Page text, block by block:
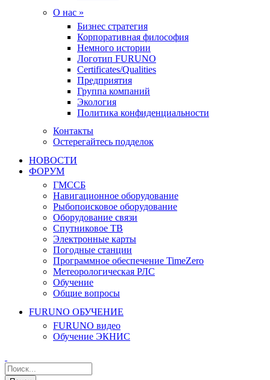
О нас »
Бизнес стратегия
Корпоративная философия
Немного истории
Логотип FURUNO
Certificates/Qualities
Предприятия
Группа компаний
Экология
Политика конфиденциальности
Контакты
Остерегайтесь подделок
НОВОСТИ
ФОРУМ
ГМССБ
Навигационное оборудование
Рыбопоисковое оборудование
Оборудование связи
Спутниковое ТВ
Электронные карты
Погодные станции
Программное обеспечение TimeZero
Метеорологическая РЛС
Обучение
Общие вопросы
FURUNO ОБУЧЕНИЕ
FURUNO видео
Обучение ЭКНИС